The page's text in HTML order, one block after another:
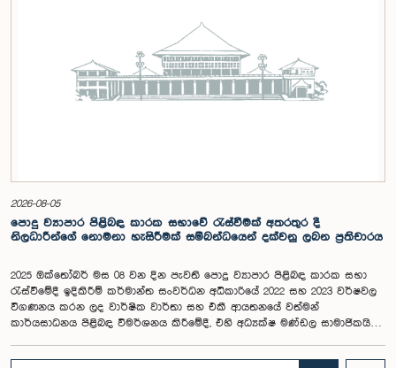
සංසදයේ සාමාජික මන්ත්‍රීවරු සහ වැඩමුළු මාලාව සඳහා අනුග්‍රාහකත්වය
සපයන සංවර්ධන සහකරු වන CII (Coalition for Inclusive Impact)
ආයතනයේ නියෝජිතයෝ එක්ව සිටියහ.මෙම වැඩමුළුව සඳහා සහභාගීවීමට
අපේක්ෂා කරන ගම්පහ දිස්ත්‍රික්කයේ වයස අවු 18 – 35 අතර තරුණ තරුණියන්
https://forms.gle/aVp5UzhLbtPSmVap8 සබැඳිය ඔස්සේ අදාළ පෝරමය
සම්පූර්ණ කොට ලියාපදිංචි විය විය යුතුය.
2026-08-05
පොදු ව්‍යාපාර පිළිබඳ කාරක සභාවේ රැස්වීමක් අතරතුර දී
නිලධාරීන්ගේ නොමනා හැසිරීමක් සම්බන්ධයෙන් දක්වනු ලබන ප්‍රතිචාරය
2025 ඔක්තෝබර් මස 08 වන දින පැවති පොදු ව්‍යාපාර පිළිබඳ කාරක සභා
රැස්වීමේදී ඉදිකිරීම් කර්මාන්ත සංවර්ධන අධිකාරියේ 2022 සහ 2023 වර්ෂවල
විගණනය කරන ලද වාර්ෂික වාර්තා සහ එකී ආයතනයේ වත්මන්
කාර්යසාධනය පිළිබඳ විමර්ශනය කිරීමේදී, එහි අධ්‍යක්ෂ මණ්ඩල සාමාජිකයින්